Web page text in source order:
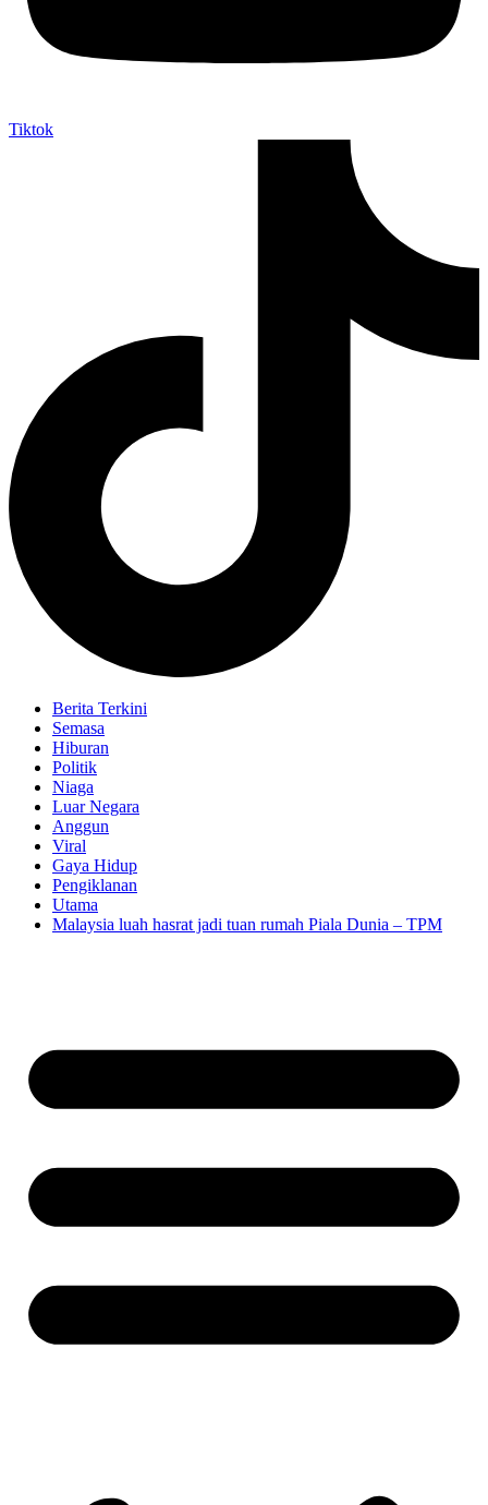
Tiktok
Berita Terkini
Semasa
Hiburan
Politik
Niaga
Luar Negara
Anggun
Viral
Gaya Hidup
Pengiklanan
Utama
Malaysia luah hasrat jadi tuan rumah Piala Dunia – TPM